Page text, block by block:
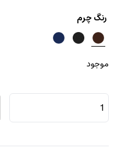
رنگ چرم
موجود
کیف
پول
پائولو